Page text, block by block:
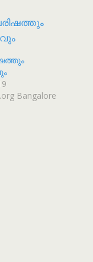
Bangalore